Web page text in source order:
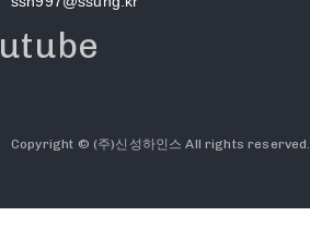
Copyright © (주)신성하인스 All rights reserved.